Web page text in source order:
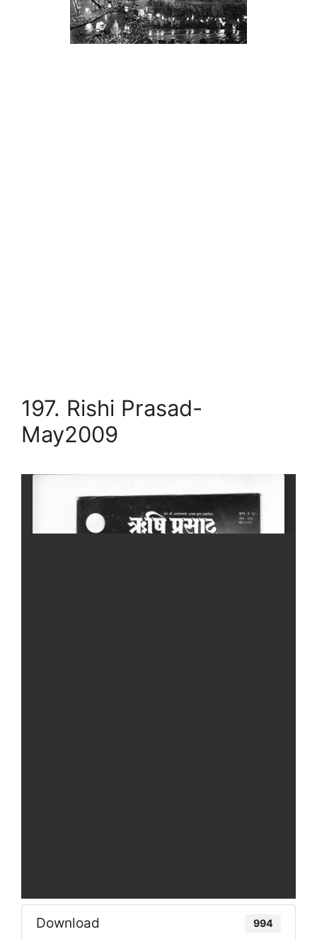
197. Rishi Prasad-
May2009
Download 994